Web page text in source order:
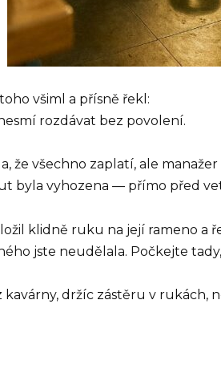
všiml a přísně řekl:
rozdávat bez povolení.
že všechno zaplatí, ale
byla vyhozena — přímo před
klidně ruku na její rameno a
jste neudělala. Počkejte
kavárny, držíc zástěru v rukách,